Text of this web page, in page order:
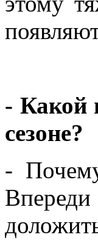
- Какой
сезоне?
-